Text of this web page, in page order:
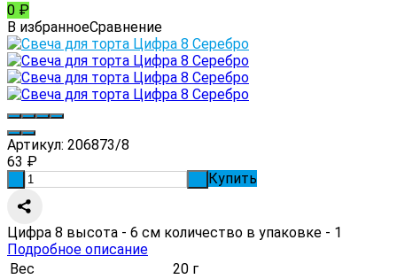
0 ₽
В избранноеСравнение
Артикул: 206873/8
63 ₽
Купить
Цифра 8 высота - 6 см количество в упаковке - 1
Подробное описание
Вес
20 г